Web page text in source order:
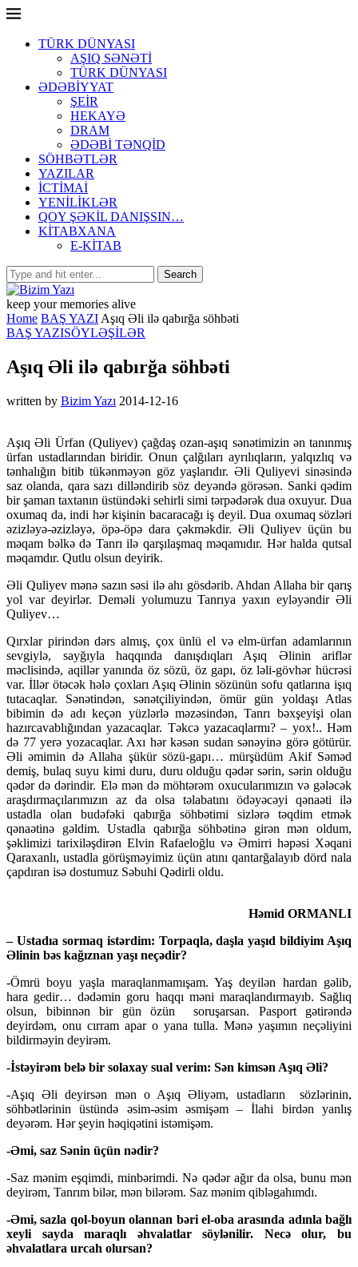
TÜRK DÜNYASI
AŞIQ SƏNƏTİ
TÜRK DÜNYASI
ƏDƏBİYYAT
ŞEİR
HEKAYƏ
DRAM
ƏDƏBİ TƏNQİD
SÖHBƏTLƏR
YAZILAR
İCTİMAİ
YENİLİKLƏR
QOY ŞƏKİL DANIŞSIN…
KİTABXANA
E-KİTAB
keep your memories alive
Home BAŞ YAZI Aşıq Əli ilə qabırğa söhbəti
BAŞ YAZISÖYLƏŞİLƏR
Aşıq Əli ilə qabırğa söhbəti
written by Bizim Yazı 2014-12-16
Aşıq Əli Ürfan (Quliyev) çağdaş ozan-aşıq sənətimizin ən tanınmış
ürfan ustadlarından biridir. Onun çalğıları ayrılıqların, yalqızlıq və
tənhalığın bitib tükənməyən göz yaşlarıdır. Əli Quliyevi sinəsində
saz olanda, qara sazı dilləndirib söz deyəndə görəsən. Sanki qədim
bir şaman taxtanın üstündəki sehirli simi tərpədərək dua oxuyur. Dua
oxumaq da, indi hər kişinin bacaracağı iş deyil. Dua oxumaq sözləri
əzizləyə-əzizləyə, öpə-öpə dara çəkməkdir. Əli Quliyev üçün bu
məqam bəlkə də Tanrı ilə qarşılaşmaq məqamıdır. Hər halda qutsal
məqamdır. Qutlu olsun deyirik.
Əli Quliyev mənə sazın səsi ilə ahı gösdərib. Ahdan Allaha bir qarış
yol var deyirlər. Deməli yolumuzu Tanrıya yaxın eyləyəndir Əli
Quliyev…
Qırxlar pirindən dərs almış, çox ünlü el və elm-ürfan adamlarının
sevgiylə, sayğıyla haqqında danışdıqları Aşıq Əlinin ariflər
məclisində, aqillər yanında öz sözü, öz gapı, öz ləli-gövhər hücrəsi
var. İllər ötəcək hələ çoxları Aşıq Əlinin sözünün sofu qatlarına işıq
tutacaqlar. Sənətindən, sənətçiliyindən, ömür gün yoldaşı Atlas
bibimin də adı keçən yüzlərlə məzəsindən, Tanrı bəxşeyişi olan
hazırcavablığından yazacaqlar. Təkcə yazacaqlarmı? – yox!.. Həm
də 77 yerə yozacaqlar. Axı hər kəsən sudan sənəyinə görə götürür.
Əli əmimin də Allaha şükür sözü-gapı… mürşüdüm Akif Səməd
demiş, bulaq suyu kimi duru, duru olduğu qədər sərin, sərin olduğu
qədər də dərindir. Elə mən də möhtərəm oxucularımızın və gələcək
araşdırma­çılarımızın az da olsa təlabatını ödəyəcəyi qənaəti ilə
ustadla olan budəfəki qabırğa söhbətimi sizlərə təqdim etmək
qənaətinə gəldim. Ustadla qabırğa söhbətinə girən mən oldum,
şəklimizi tarixiləşdirən Elvin Rafaeloğlu və Əmirri həpəsi Xəqani
Qaraxanlı, ustadla görüşməyimiz üçün atını qantarğalayıb dörd nala
çapdıran isə dostumuz Səbuhi Qədirli oldu.
Həmid ORMANLI
– Ustadıa sormaq istərdim: Torpaqla, daşla yaşıd bildiyim Aşıq
Əlinin bəs kağıznan yaşı neçədir?
-Ömrü boyu yaşla maraqlanmamışam. Yaş deyilən hardan gəlib,
hara gedir… dədəmin goru haqqı məni maraqlandırmayıb. Sağlıq
olsun, bibinnən bir gün özün soruşarsan. Pasport gətirəndə
deyirdəm, onu cırram apar o yana tulla. Mənə yaşımın neçəliyini
bildirməyin deyirəm.
-İstəyirəm belə bir solaxay sual verim: Sən kimsən Aşıq Əli?
-Aşıq Əli deyirsən mən o Aşıq Əliyəm, ustadların sözlərinin,
söhbətlərinin üstündə əsim-əsim əsmişəm – İlahi birdən yanlış
deyərəm. Hər şeyin həqiqətini istəmişəm.
-Əmi, saz Sənin üçün nədir?
-Saz mənim eşqimdi, minbərimdi. Nə qədər ağır da olsa, bunu mən
deyirəm, Tanrım bilər, mən bilərəm. Saz mənim qibləgahımdı.
-Əmi, sazla qol-boyun olannan bəri el-oba arasında adınla bağlı
xeyli sayda maraqlı əhvalatlar söylənilir. Necə olur, bu
əhvalatlara urcah olursan?